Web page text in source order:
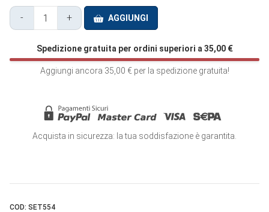
-
Bottone
Tagli
Laser
quantità
+ AGGIUNGI
Spedizione gratuita per ordini superiori a 35,00 €
Aggiungi ancora 35,00 €per la spedizione gratuita!
Acquista in sicurezza: la tua soddisfazione è garantita.
COD: SET554